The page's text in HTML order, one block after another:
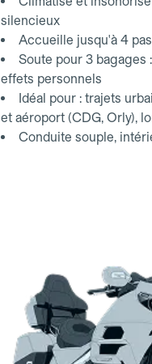
silencieux
Accueille jusqu'à 4
Soute pour 3 bagages
effets personnels
Idéal pour : trajets
et aéroport (CDG, Orly),
Conduite souple,